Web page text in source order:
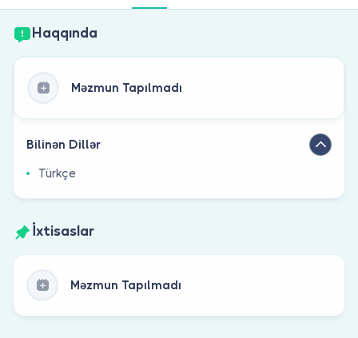
Haqqında
Məzmun Tapılmadı
Bilinən Dillər
Türkçe
İxtisaslar
Məzmun Tapılmadı